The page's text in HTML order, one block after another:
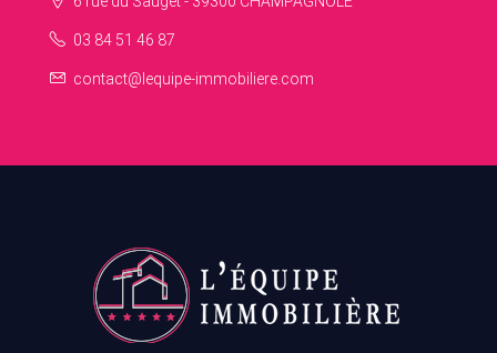
03 84 51 46 87
contact@lequipe-immobiliere.com